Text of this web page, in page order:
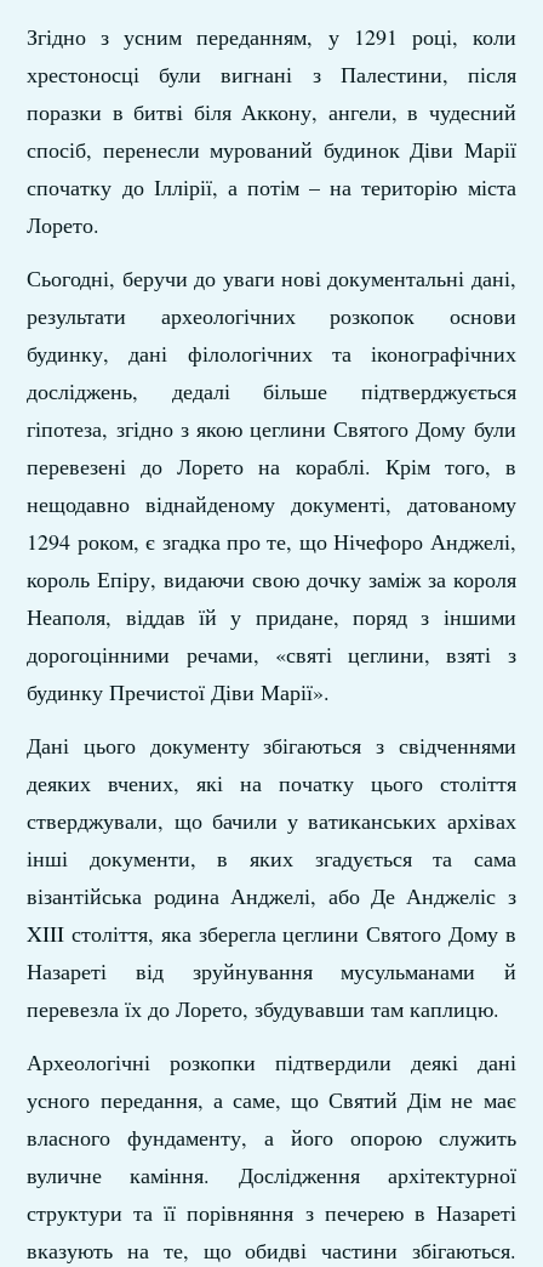
Згідно з усним переданням, у 1291 році, коли
хрестоносці були вигнані з Палестини, після
поразки в битві біля Аккону, ангели, в чудесний
спосіб, перенесли мурований будинок Діви Марії
спочатку до Іллірії, а потім – на територію міста
Лорето.
Сьогодні, беручи до уваги нові документальні дані,
результати археологічних розкопок основи
будинку, дані філологічних та іконографічних
досліджень, дедалі більше підтверджується
гіпотеза, згідно з якою цеглини Святого Дому були
перевезені до Лорето на кораблі. Крім того, в
нещодавно віднайденому документі, датованому
1294 роком, є згадка про те, що Нічефоро Анджелі,
король Епіру, видаючи свою дочку заміж за короля
Неаполя, віддав їй у придане, поряд з іншими
дорогоцінними речами, «святі цеглини, взяті з
будинку Пречистої Діви Марії».
Дані цього документу збігаються з свідченнями
деяких вчених, які на початку цього століття
стверджували, що бачили у ватиканських архівах
інші документи, в яких згадується та сама
візантійська родина Анджелі, або Де Анджеліс з
XIII століття, яка зберегла цеглини Святого Дому в
Назареті від зруйнування мусульманами й
перевезла їх до Лорето, збудувавши там каплицю.
Археологічні розкопки підтвердили деякі дані
усного передання, а саме, що Святий Дім не має
власного фундаменту, а його опорою служить
вуличне каміння. Дослідження архітектурної
структури та її порівняння з печерею в Назареті
вказують на те, що обидві частини збігаються.